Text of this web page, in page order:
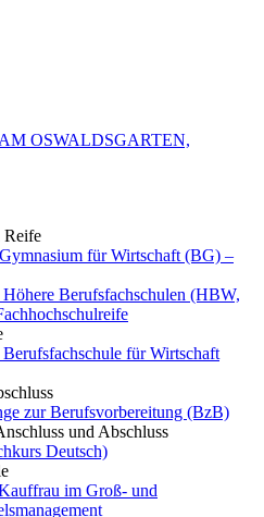
Reife
für Wirtschaft (BG) –
Berufsfachschulen (HBW,
für Wirtschaft
zur Berufsvorbereitung (BzB)
und Abschluss
Deutsch)
im Groß- und